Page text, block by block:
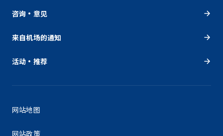
咨询・意见
来自机场的通知
活动・推荐
网站地图
网站政策